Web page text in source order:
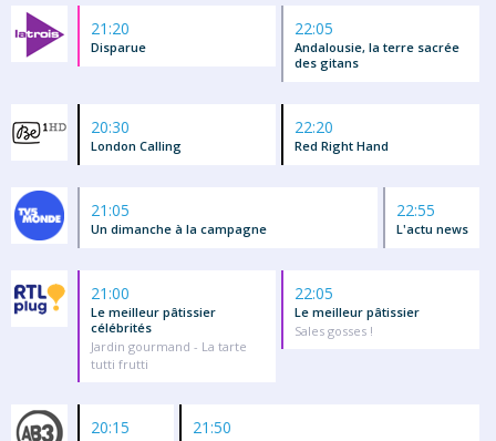
21:20
Disparue
22:05
Andalousie, la terre sacrée
des gitans
20:30
London Calling
22:20
Red Right Hand
21:05
Un dimanche à la campagne
22:55
L'actu news
21:00
Le meilleur pâtissier
célébrités
Jardin gourmand - La tarte
tutti frutti
22:05
Le meilleur pâtissier
Sales gosses !
20:15 21:50